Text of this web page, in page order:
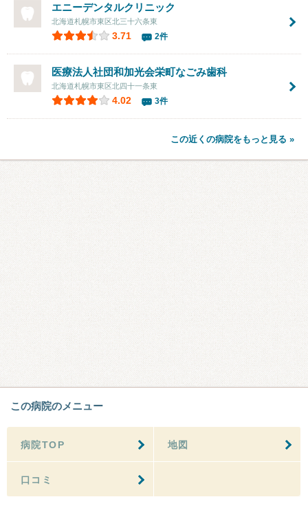
エニーデンタルクリニック
北海道札幌市東区北三十六条東
3.71 2件
医療法人社団和加光会栄町なごみ歯科
北海道札幌市東区北四十一条東
4.02 3件
この近くの病院をもっと見る »
この病院のメニュー
病院TOP 地図
口コミ